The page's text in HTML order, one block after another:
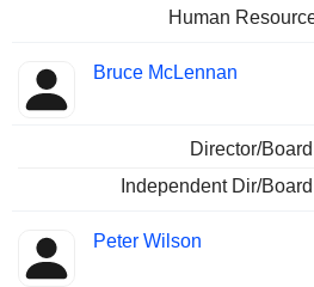
Human
Bruce McLennan
Director/
Independent Dir/
Peter Wilson